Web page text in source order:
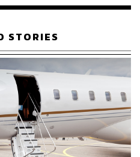
Management
ปั้นเมืองอนาคต 750 ไร่
านบาท (ปี 2569-2573) มี
ยโครงการต้นแบบเมืองแห่ง
งสิต ซึ่งเป็นเมกะโปรเจกต์ที่
STORIES